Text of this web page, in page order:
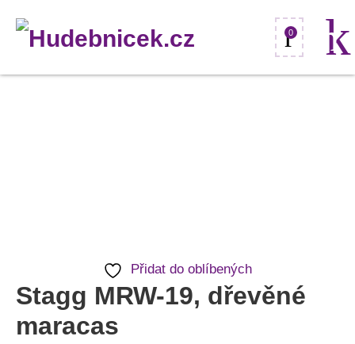
0
Přidat do oblíbených
Stagg MRW-19, dřevěné
maracas